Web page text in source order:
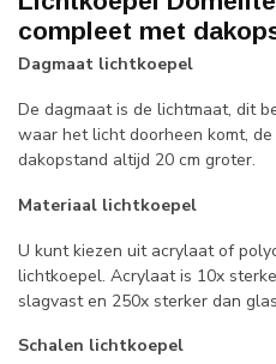
compleet met
Dagmaat lichtkoepel
De dagmaat is de lichtmaat, dit
waar het licht doorheen komt,
dakopstand altijd 20 cm groter.
Materiaal lichtkoepel
U kunt kiezen uit acrylaat of
lichtkoepel. Acrylaat is 10x
slagvast en 250x sterker dan
Schalen lichtkoepel